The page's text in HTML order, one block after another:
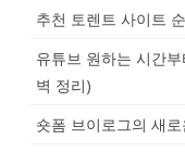
추천 토렌트 사이트
유튜브 원하는 시간
벽 정리)
숏폼 브이로그의 새로